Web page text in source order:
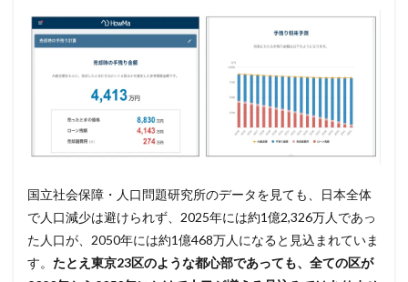
国立社会保障・人口問題研究所のデータを見ても、日本全体
で人口減少は避けられず、2025年には約1億2,326万人であっ
た人口が、2050年には約1億468万人になると見込まれていま
す。 たとえ東京23区のような都心部であっても、全ての区が